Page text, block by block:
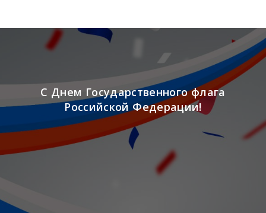
С Днем Государственного флага
Российской Федерации!